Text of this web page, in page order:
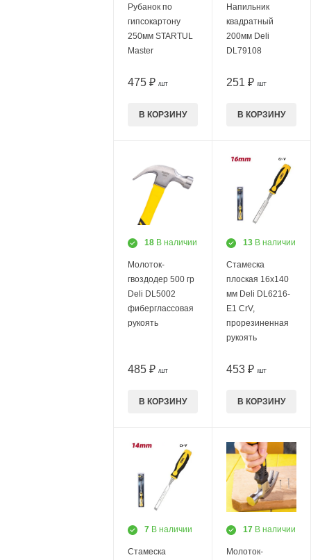
Рубанок по
гипсокартону
250мм STARTUL
Master
475 ₽ /ШТ
В КОРЗИНУ
Напильник
квадратный
200мм Deli
DL79108
251 ₽ /ШТ
В КОРЗИНУ
18 В наличии
Молоток-
гвоздодер 500 гр
Deli DL5002
фиберглассовая
рукоять
485 ₽ /ШТ
В КОРЗИНУ
13 В наличии
Стамеска
плоская 16х140
мм Deli DL6216-
E1 CrV,
прорезиненная
рукоять
453 ₽ /ШТ
В КОРЗИНУ
7 В наличии
Стамеска
17 В наличии
Молоток-